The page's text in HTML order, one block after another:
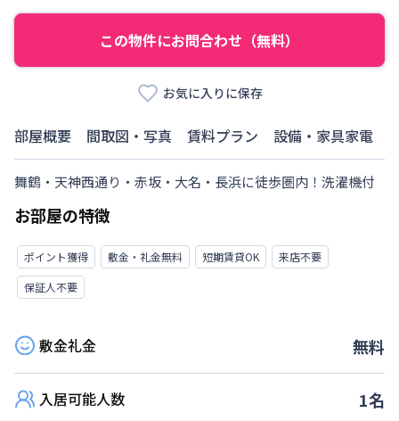
この物件にお問合わせ（無料）
お気に入りに保存
部屋概要 間取図・写真 賃料プラン 設備・家具家電
舞鶴・天神西通り・赤坂・大名・長浜に徒歩圏内！洗濯機付
お部屋の特徴
ポイント獲得 敷金・礼金無料 短期賃貸OK
来店不要
保証人不要
敷金礼金 無料
入居可能人数 1名